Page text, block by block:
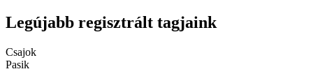
Legújabb regisztrált tagjaink
Csajok
Pasik